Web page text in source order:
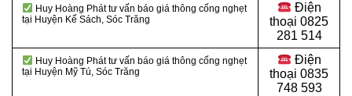
Huy Hoàng Phát tư vấn báo giá thông cống nghẹt
tại Huyện Kế Sách, Sóc Trăng
Điện
thoại 0825
281 514
Huy Hoàng Phát tư vấn báo giá thông cống nghẹt
tại Huyện Mỹ Tú, Sóc Trăng
Điện
thoại 0835
748 593